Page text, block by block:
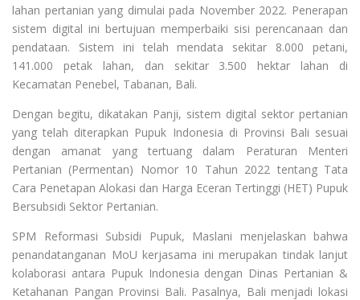
lahan pertanian yang dimulai pada November 2022. Penerapan
sistem digital ini bertujuan memperbaiki sisi perencanaan dan
pendataan. Sistem ini telah mendata sekitar 8.000 petani,
141.000 petak lahan, dan sekitar 3.500 hektar lahan di
Kecamatan Penebel, Tabanan, Bali.
Dengan begitu, dikatakan Panji, sistem digital sektor pertanian
yang telah diterapkan Pupuk Indonesia di Provinsi Bali sesuai
dengan amanat yang tertuang dalam Peraturan Menteri
Pertanian (Permentan) Nomor 10 Tahun 2022 tentang Tata
Cara Penetapan Alokasi dan Harga Eceran Tertinggi (HET) Pupuk
Bersubsidi Sektor Pertanian.
SPM Reformasi Subsidi Pupuk, Maslani menjelaskan bahwa
penandatanganan MoU kerjasama ini merupakan tindak lanjut
kolaborasi antara Pupuk Indonesia dengan Dinas Pertanian &
Ketahanan Pangan Provinsi Bali. Pasalnya, Bali menjadi lokasi